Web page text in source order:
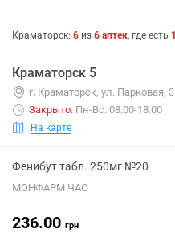
Краматорск: 6 из 6 аптек, где есть 1
Краматорск 5
г. Краматорск, ул. Парковая,
Закрыто. Пн-Вс: 08:00-18:00
На карте
Фенибут табл. 250мг №20
МОНФАРМ ЧАО
236.00 грн